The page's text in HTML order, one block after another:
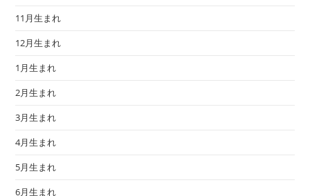
11月生まれ
12月生まれ
1月生まれ
2月生まれ
3月生まれ
4月生まれ
5月生まれ
6月生まれ